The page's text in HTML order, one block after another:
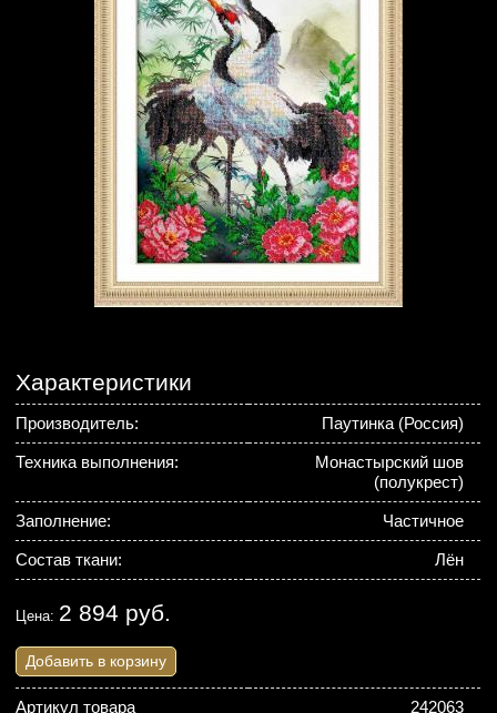
Характеристики
Производитель: Паутинка (Россия)
Техника выполнения:
Монастырский шов
(полукрест)
Заполнение: Частичное
Состав ткани: Лён
Цена: 2 894 руб.
Добавить в корзину
Артикул товара 242063